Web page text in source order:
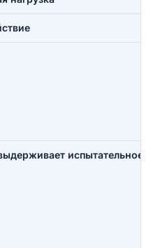
испытательное